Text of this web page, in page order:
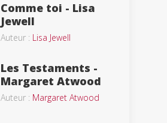
Comme toi - Lisa
Jewell
Auteur : Lisa Jewell
Les Testaments -
Margaret Atwood
Auteur : Margaret Atwood